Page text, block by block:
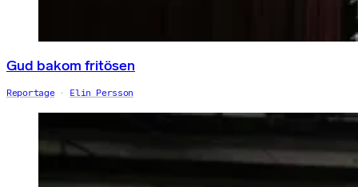
Gud bakom fritösen
Reportage Elin Persson